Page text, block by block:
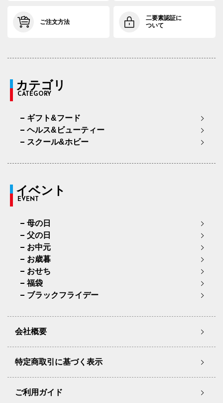
ご注文方法
二要素認証に
ついて
カテゴリ
CATEGORY
ギフト&フード
ヘルス&ビューティー
スクール&ホビー
イベント
EVENT
母の日
父の日
お中元
お歳暮
おせち
福袋
ブラックフライデー
会社概要
特定商取引に基づく表示
ご利用ガイド